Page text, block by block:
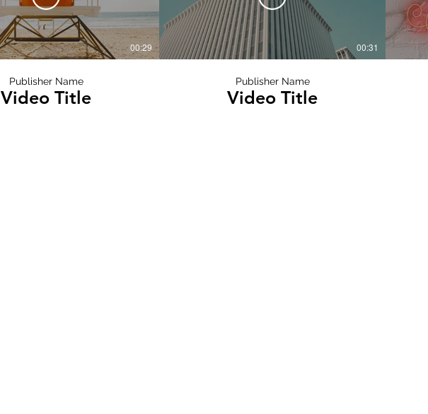
00:29
Publisher Name
Video Title
00:31
Publisher Name
Video Title